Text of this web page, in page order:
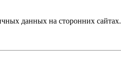
данных на сторонних сайтах.